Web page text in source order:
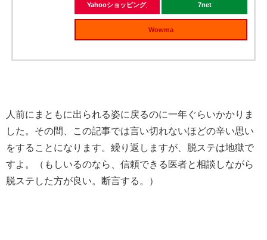
Yahooショッピング 7net
Wowma
人前にまともに出られる姿に戻るのに一年ぐらいかかりま
した。その間、この記事では言い切れないほどの辛い思い
をすることになります。繰り返しますが、脱ステは地獄で
すよ。（もしいるのなら、信頼できる医者と相談しながら
脱ステした方が良い。断言する。）